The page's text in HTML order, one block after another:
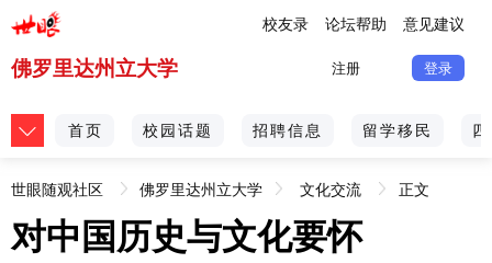
校友录 论坛帮助 意见建议
佛罗里达州立大学 注册 登录
首页 校园话题 招聘信息 留学移民
世眼随观社区 佛罗里达州立大学 文化交流
正文
对中国历史与文化要怀